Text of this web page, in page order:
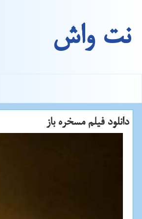
نت واش
دانلود فیلم مسخره باز